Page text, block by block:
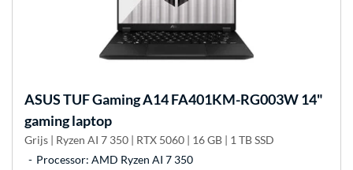
ASUSTUF Gaming A14 FA401KM-RG003W 14"
gaming laptop
Grijs | Ryzen AI 7 350 | RTX 5060 | 16 GB | 1 TB SSD
Processor: AMD Ryzen AI 7 350